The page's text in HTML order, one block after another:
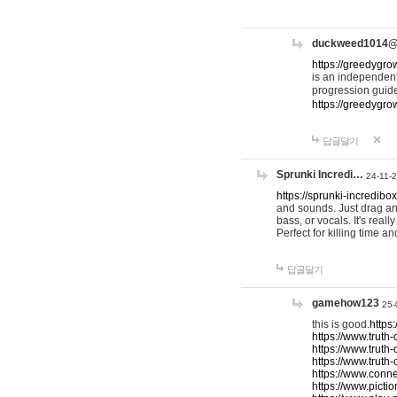
https://
is an
progression
https://
답글달기
Sprunki Incredi… 24-11-
https://sprunki-
and sounds. Just drag
bass, or vocals. It's
Perfect for killing time
답글달기
gamehow123 25-
this is good.
https://
https://
https://
https://
https://